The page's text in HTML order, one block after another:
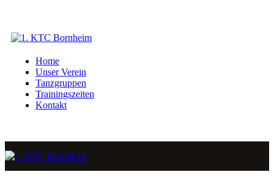
Home
Unser Verein
Tanzgruppen
Trainingszeiten
Kontakt